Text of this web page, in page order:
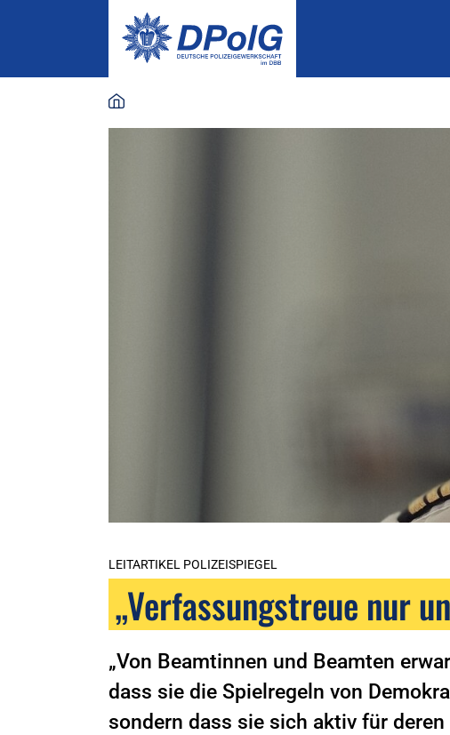
LEITARTIKEL POLIZEISPIEGEL
„Verfassungstreue nur
„Von Beamtinnen und Beamten
dass sie die Spielregeln von
sondern dass sie sich aktiv für